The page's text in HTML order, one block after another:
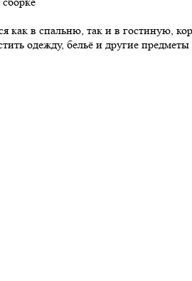
как в спальню, так и в гостиную,
одежду, бельё и другие предметы